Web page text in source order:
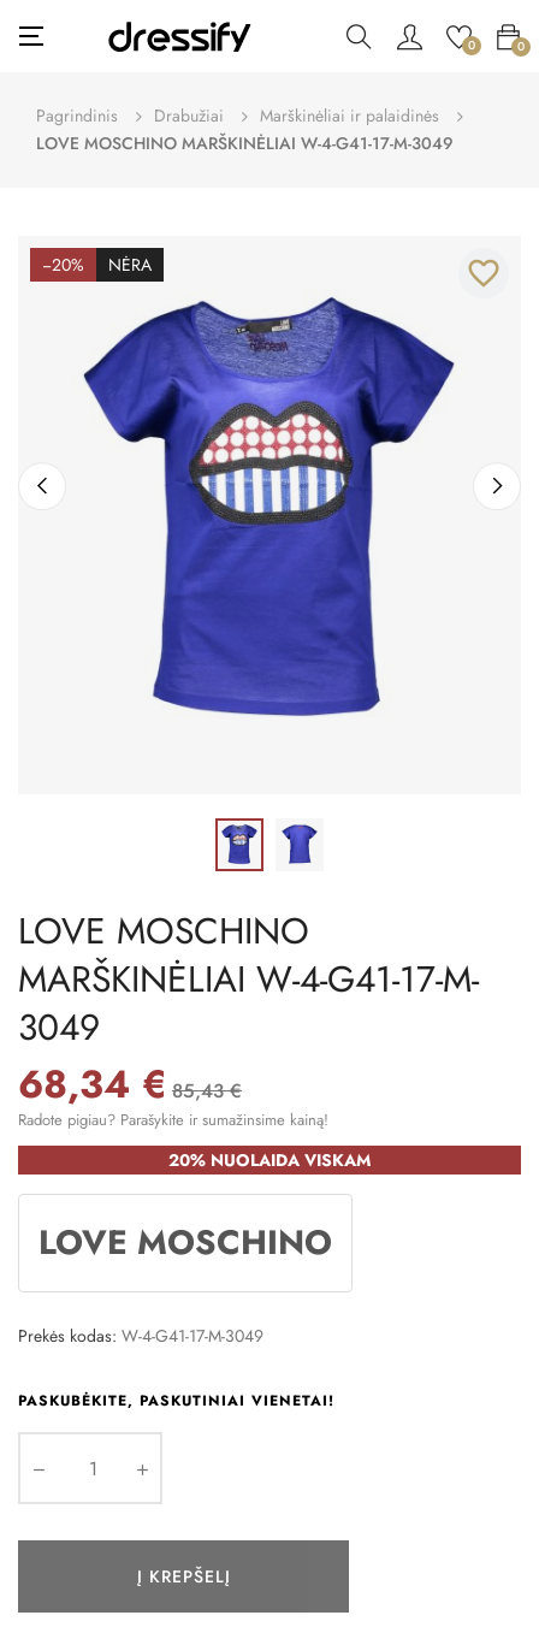
Toggle
navigation
☰ 0 0
Pagrindinis Drabužiai
Marškinėliai ir palaidinės
LOVE MOSCHINO MARŠKINĖLIAI W-4-G41-17-M-3049
−20% NĖRA favorite_border
LOVE MOSCHINO
MARŠKINĖLIAI W-4-G41-17-M-
3049
68,34 € 85,43 €
Radote pigiau? Parašykite ir sumažinsime kainą!
20% NUOLAIDA VISKAM
LOVE MOSCHINO
Prekės kodas: W-4-G41-17-M-3049
PASKUBĖKITE, PASKUTINIAI VIENETAI!
Į KREPŠELĮ